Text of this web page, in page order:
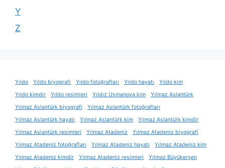
Y
Z
Yıldo Yıldo biyografi Yıldo fotoğrafları Yıldo hayatı
Yıldo kim
Yıldo kimdir
Yıldo resimleri Yıldız Usmanova kim
Yılmaz Aslantürk
Yılmaz Aslantürk biyografi
Yılmaz Aslantürk fotoğrafları
Yılmaz Aslantürk hayatı
Yılmaz Aslantürk kim
Yılmaz Aslantürk kimdir
Yılmaz Aslantürk resimleri
Yılmaz Atadeniz
Yılmaz Atadeniz biyografi
Yılmaz Atadeniz fotoğrafları
Yılmaz Atadeniz hayatı
Yılmaz Atadeniz kim
Yılmaz Atadeniz kimdir
Yılmaz Atadeniz resimleri
Yılmaz Büyükerşen